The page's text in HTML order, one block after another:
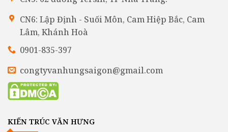
CN6: Lập Định - Suối Môn, Cam Hiệp Bắc, Cam
Lâm, Khánh Hoà
0901-835-397
congtyvanhungsaigon@gmail.com
KIẾN TRÚC VĂN HƯNG